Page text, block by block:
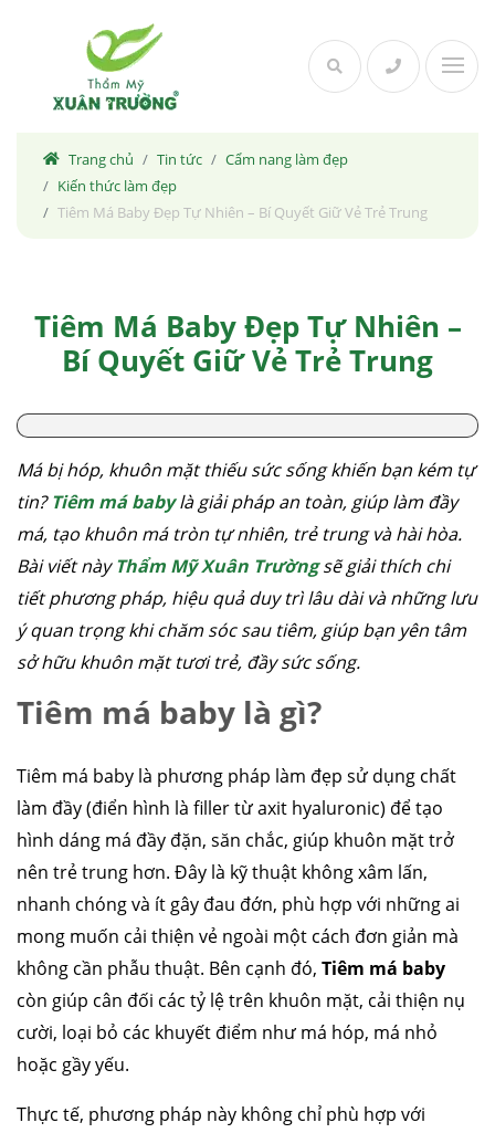
Trang chủ Tin tức
Cẩm nang làm đẹp
Kiến thức làm đẹp
Tiêm Má Baby Đẹp Tự Nhiên – Bí Quyết Giữ Vẻ Trẻ Trung
Tiêm Má Baby Đẹp Tự Nhiên –
Bí Quyết Giữ Vẻ Trẻ Trung
Má bị hóp, khuôn mặt thiếu sức sống khiến bạn kém tự
tin?Tiêm má babylà giải pháp an toàn, giúp làm đầy
má, tạo khuôn má tròn tự nhiên, trẻ trung và hài hòa.
Bài viết nàyThẩm Mỹ Xuân Trườngsẽ giải thích chi
tiết phương pháp, hiệu quả duy trì lâu dài và những lưu
ý quan trọng khi chăm sóc sau tiêm, giúp bạn yên tâm
sở hữu khuôn mặt tươi trẻ, đầy sức sống.
Tiêm má baby là gì?
Tiêm má baby là phương pháp làm đẹp sử dụng chất
làm đầy (điển hình là filler từ axit hyaluronic) để tạo
hình dáng má đầy đặn, săn chắc, giúp khuôn mặt trở
nên trẻ trung hơn. Đây là kỹ thuật không xâm lấn,
nhanh chóng và ít gây đau đớn, phù hợp với những ai
mong muốn cải thiện vẻ ngoài một cách đơn giản mà
không cần phẫu thuật. Bên cạnh đó, Tiêm má baby
còn giúp cân đối các tỷ lệ trên khuôn mặt, cải thiện nụ
cười, loại bỏ các khuyết điểm như má hóp, má nhỏ
hoặc gầy yếu.
Thực tế, phương pháp này không chỉ phù hợp với